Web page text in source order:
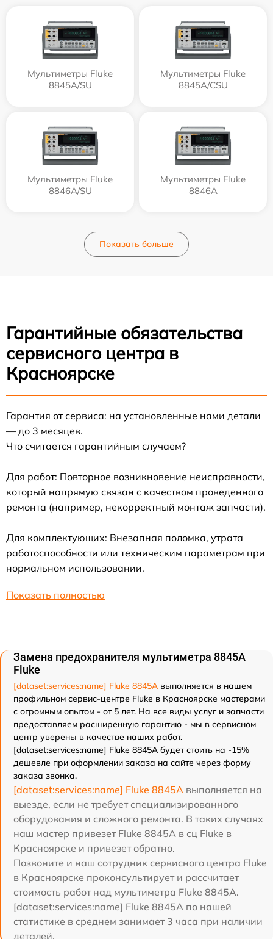
Мультиметры Fluke
8845A/SU
Мультиметры Fluke
8845A/CSU
Мультиметры Fluke
8846A/SU
Мультиметры Fluke
8846A
Показать больше
Гарантийные обязательства
сервисного центра в
Красноярске
Гарантия от сервиса: на установленные нами детали
— до 3 месяцев.
Что считается гарантийным случаем?
Для работ: Повторное возникновение неисправности,
который напрямую связан с качеством проведенного
ремонта (например, некорректный монтаж запчасти).
Для комплектующих: Внезапная поломка, утрата
работоспособности или техническим параметрам при
нормальном использовании.
Показать полностью
Замена предохранителя мультиметра 8845A
Fluke
[dataset:services:name] Fluke 8845A выполняется в нашем
профильном сервис-центре Fluke в Красноярске мастерами
с огромным опытом - от 5 лет. На все виды услуг и запчасти
предоставляем расширенную гарантию - мы в сервисном
центр уверены в качестве наших работ.
[dataset:services:name] Fluke 8845A будет стоить на -15%
дешевле при оформлении заказа на сайте через форму
заказа звонка.
[dataset:services:name] Fluke 8845A выполняется на
выезде, если не требует специализированного
оборудования и сложного ремонта. В таких случаях
наш мастер привезет Fluke 8845A в сц Fluke в
Красноярске и привезет обратно.
Позвоните и наш сотрудник сервисного центра Fluke
в Красноярске проконсультирует и рассчитает
стоимость работ над мультиметра Fluke 8845A.
[dataset:services:name] Fluke 8845A по нашей
статистике в среднем занимает 3 часа при наличии
деталей.